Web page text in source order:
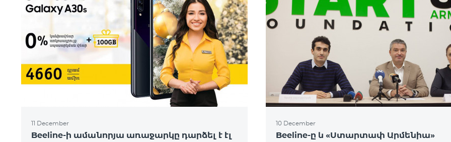
11 December
Beeline-ի ամանորյա առաջարկը դարձել է էլ
10 December
Beeline-ը և «Ստարտափ Արմենիա»